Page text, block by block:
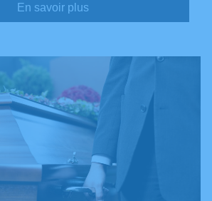
En savoir plus